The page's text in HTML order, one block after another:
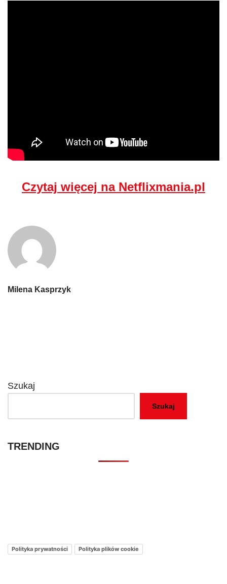
Czytaj więcej na Netflixmania.pl
Milena Kasprzyk
Szukaj
Szukaj
TRENDING
Polityka prywatności Polityka plików cookie